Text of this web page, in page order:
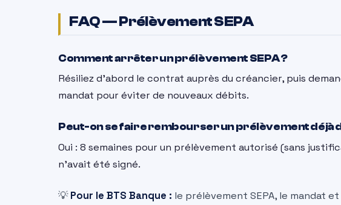
FAQ — Prélèvement SEPA
Comment arrêter un prélèvement SEPA ?
Résiliez d’abord le contrat auprès du créancier, puis
mandat pour éviter de nouveaux débits.
Peut-on se faire rembourser un prélèvement déjà
Oui : 8 semaines pour un prélèvement autorisé (sans
n’avait été signé.
💡Pour le BTS Banque : le prélèvement SEPA, le mandat